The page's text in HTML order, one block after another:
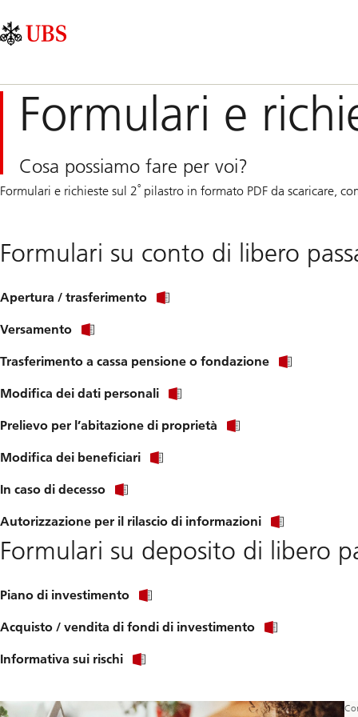
Area
principale
Formulari e
Cosa possiamo fare per voi?
Formulari e richieste sul 2° pilastro in formato PDF da scaricare,
Formulari su conto di libero
Apertura / trasferimento
Versamento
Trasferimento a cassa pensione o fondazione
Modifica dei dati personali
Prelievo per l’abitazione di proprietà
Modifica dei beneficiari
In caso di decesso
Autorizzazione per il rilascio di informazioni
Formulari su deposito di libero
Piano di investimento
Acquisto / vendita di fondi di investimento
Informativa sui rischi